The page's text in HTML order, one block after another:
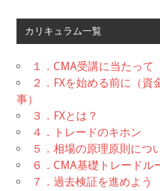
カリキュラム一覧
１．CMA受講に当たって
２．FXを始める前に（
事）
３．FXとは？
４．トレードのキホン
５．相場の原理原則につ
６．CMA基礎トレードル
７．過去検証を進めよう